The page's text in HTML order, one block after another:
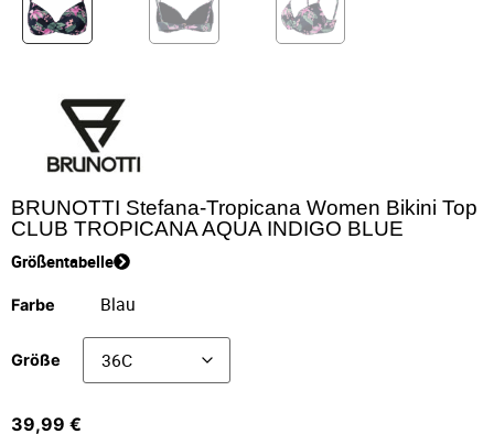
BRUNOTTI Stefana-Tropicana Women Bikini Top
CLUB TROPICANA AQUA INDIGO BLUE
Größentabelle
Farbe
Größe
39,99 €